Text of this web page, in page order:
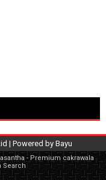
| Powered by Bayu
-Premium cakrawala
Search